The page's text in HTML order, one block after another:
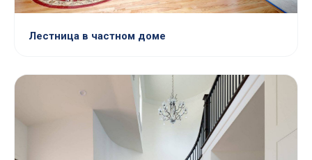
Лестница в частном доме